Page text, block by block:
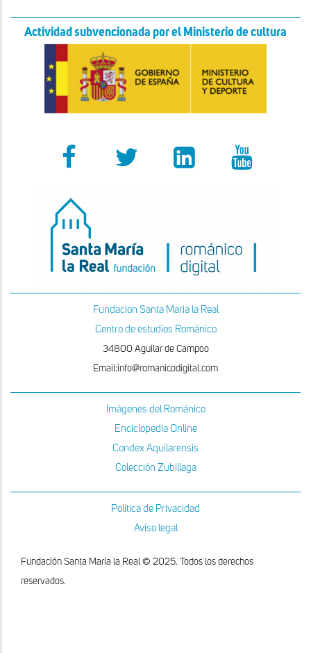
Actividad subvencionada por el Ministerio de cultura
Fundacion Santa Maria la Real
Centro de estudios Románico
34800 Aguilar de Campoo
Email:info@romanicodigital.com
Imágenes del Románico
Enciclopedia Online
Condex Aquilarensis
Colección Zubillaga
Política de Privacidad
Aviso legal
Fundación Santa María la Real © 2025. Todos los derechos
reservados.